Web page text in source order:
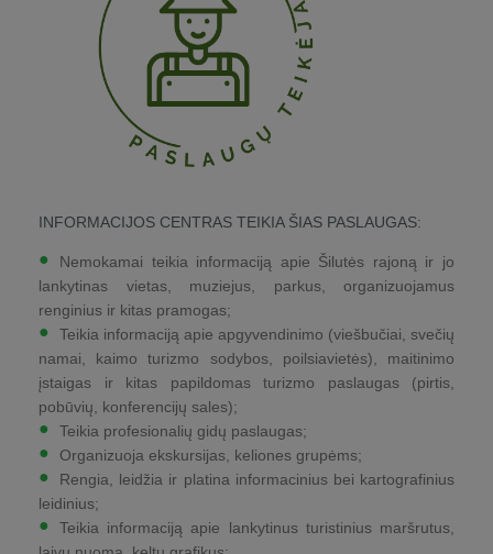
INFORMACIJOS CENTRAS TEIKIA ŠIAS PASLAUGAS:
Nemokamai teikia informaciją apie Šilutės rajoną ir jo
lankytinas vietas, muziejus, parkus, organizuojamus
renginius ir kitas pramogas;
Teikia informaciją apie apgyvendinimo (viešbučiai, svečių
namai, kaimo turizmo sodybos, poilsiavietės), maitinimo
įstaigas ir kitas papildomas turizmo paslaugas (pirtis,
pobūvių, konferencijų sales);
Teikia profesionalių gidų paslaugas;
Organizuoja ekskursijas, keliones grupėms;
Rengia, leidžia ir platina informacinius bei kartografinius
leidinius;
Teikia informaciją apie lankytinus turistinius maršrutus,